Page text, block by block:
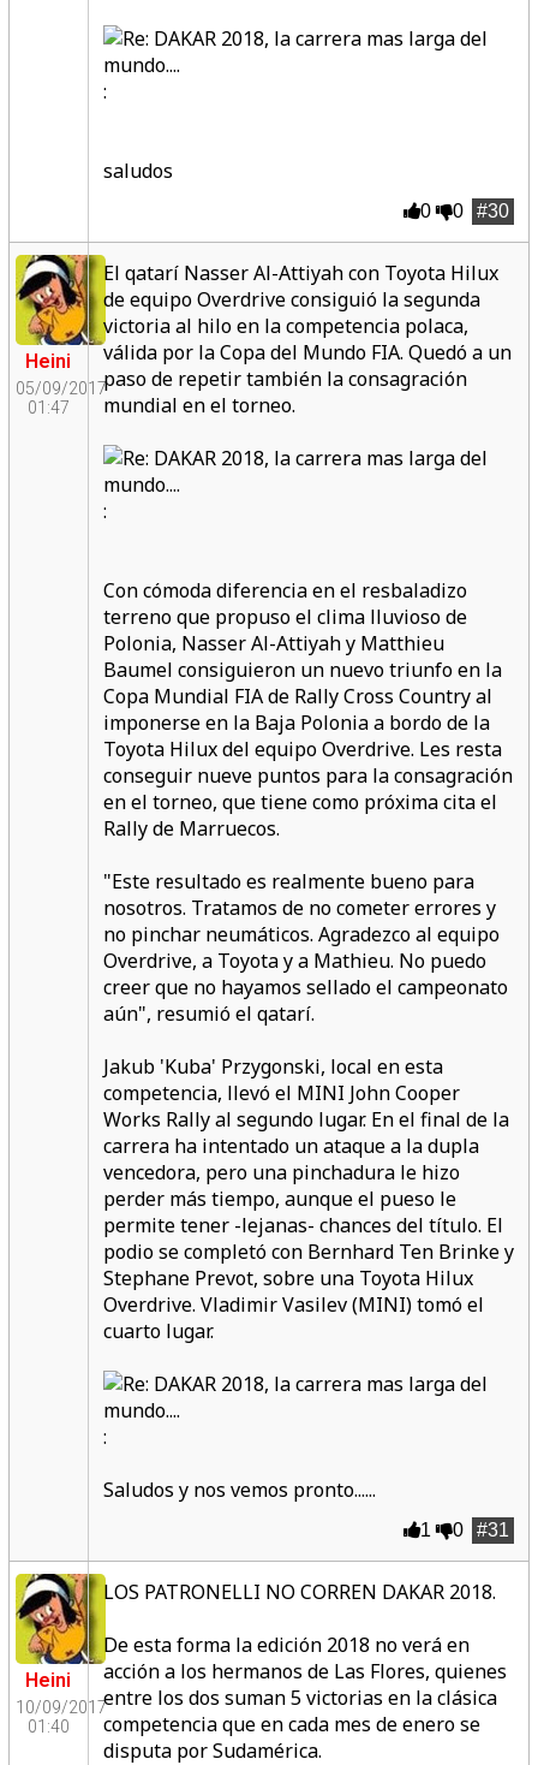
:
saludos
#30
0 0
Heini
05/09/2017
01:47
El qatarí Nasser Al-Attiyah con Toyota Hilux
de equipo Overdrive consiguió la segunda
victoria al hilo en la competencia polaca,
válida por la Copa del Mundo FIA. Quedó a un
paso de repetir también la consagración
mundial en el torneo.
:
Con cómoda diferencia en el resbaladizo
terreno que propuso el clima lluvioso de
Polonia, Nasser Al-Attiyah y Matthieu
Baumel consiguieron un nuevo triunfo en la
Copa Mundial FIA de Rally Cross Country al
imponerse en la Baja Polonia a bordo de la
Toyota Hilux del equipo Overdrive. Les resta
conseguir nueve puntos para la consagración
en el torneo, que tiene como próxima cita el
Rally de Marruecos.
"Este resultado es realmente bueno para
nosotros. Tratamos de no cometer errores y
no pinchar neumáticos. Agradezco al equipo
Overdrive, a Toyota y a Mathieu. No puedo
creer que no hayamos sellado el campeonato
aún", resumió el qatarí.
Jakub 'Kuba' Przygonski, local en esta
competencia, llevó el MINI John Cooper
Works Rally al segundo lugar. En el final de la
carrera ha intentado un ataque a la dupla
vencedora, pero una pinchadura le hizo
perder más tiempo, aunque el pueso le
permite tener -lejanas- chances del título. El
podio se completó con Bernhard Ten Brinke y
Stephane Prevot, sobre una Toyota Hilux
Overdrive. Vladimir Vasilev (MINI) tomó el
cuarto lugar.
:
Saludos y nos vemos pronto......
#31
1 0
Heini
10/09/2017
01:40
LOS PATRONELLI NO CORREN DAKAR 2018.
De esta forma la edición 2018 no verá en
acción a los hermanos de Las Flores, quienes
entre los dos suman 5 victorias en la clásica
competencia que en cada mes de enero se
disputa por Sudamérica.